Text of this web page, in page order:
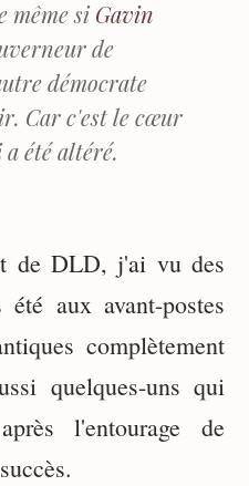
même siGavin
de
démocrate
Car c'est le cœur
été altéré.
de DLD, j'ai vu des
aux avant-postes
complètement
quelques-uns qui
l'entourage de